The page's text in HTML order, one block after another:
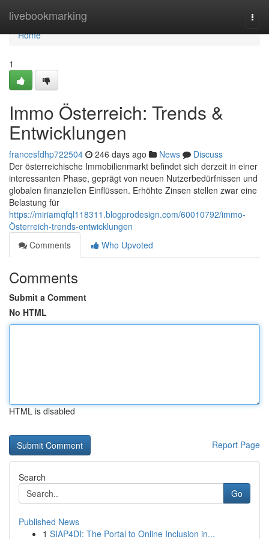
livebookmarking
Home
Home
1
Immo Österreich: Trends &
Entwicklungen
francesfdhp722504 246 days ago News
Discuss
Der österreichische Immobilienmarkt befindet sich derzeit in einer
interessanten Phase, geprägt von neuen Nutzerbedürfnissen und
globalen finanziellen Einflüssen. Erhöhte Zinsen stellen zwar eine
Belastung für
https://miriamqfql118311.blogprodesign.com/60010792/immo-
Österreich-trends-entwicklungen
Comments
Who Upvoted
Comments
Submit a Comment
No HTML
HTML is disabled
Report Page
Search
Go
Published News
1 SIAP4DI: The Portal to Online Inclusion in...